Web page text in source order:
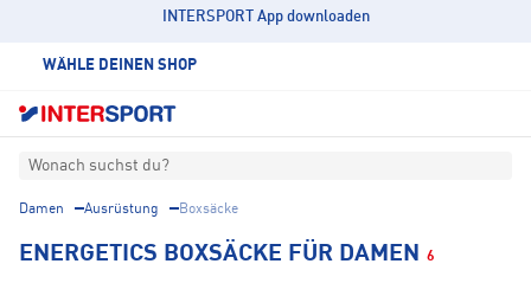
INTERSPORT App downloaden
WÄHLE DEINEN SHOP
Wonach suchst du?
Damen Ausrüstung Boxsäcke
ENERGETICS BOXSÄCKE FÜR DAMEN 6